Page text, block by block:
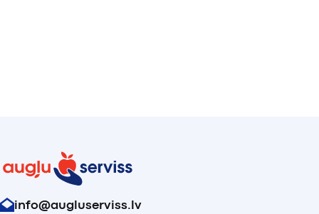
info@augluserviss.lv